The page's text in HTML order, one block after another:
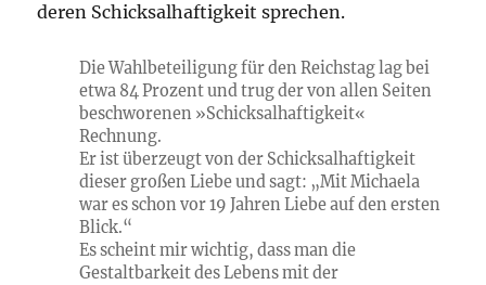
deren Schicksalhaftigkeit sprechen.
Die Wahlbeteiligung für den Reichstag lag bei
etwa 84 Prozent und trug der von allen Seiten
beschworenen »Schicksalhaftigkeit«
Rechnung.
Er ist überzeugt von der Schicksalhaftigkeit
dieser großen Liebe und sagt: „Mit Michaela
war es schon vor 19 Jahren Liebe auf den ersten
Blick.“
Es scheint mir wichtig, dass man die
Gestaltbarkeit des Lebens mit der